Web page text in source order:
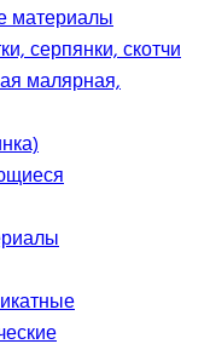
материалы
серпянки, скотчи
малярная,